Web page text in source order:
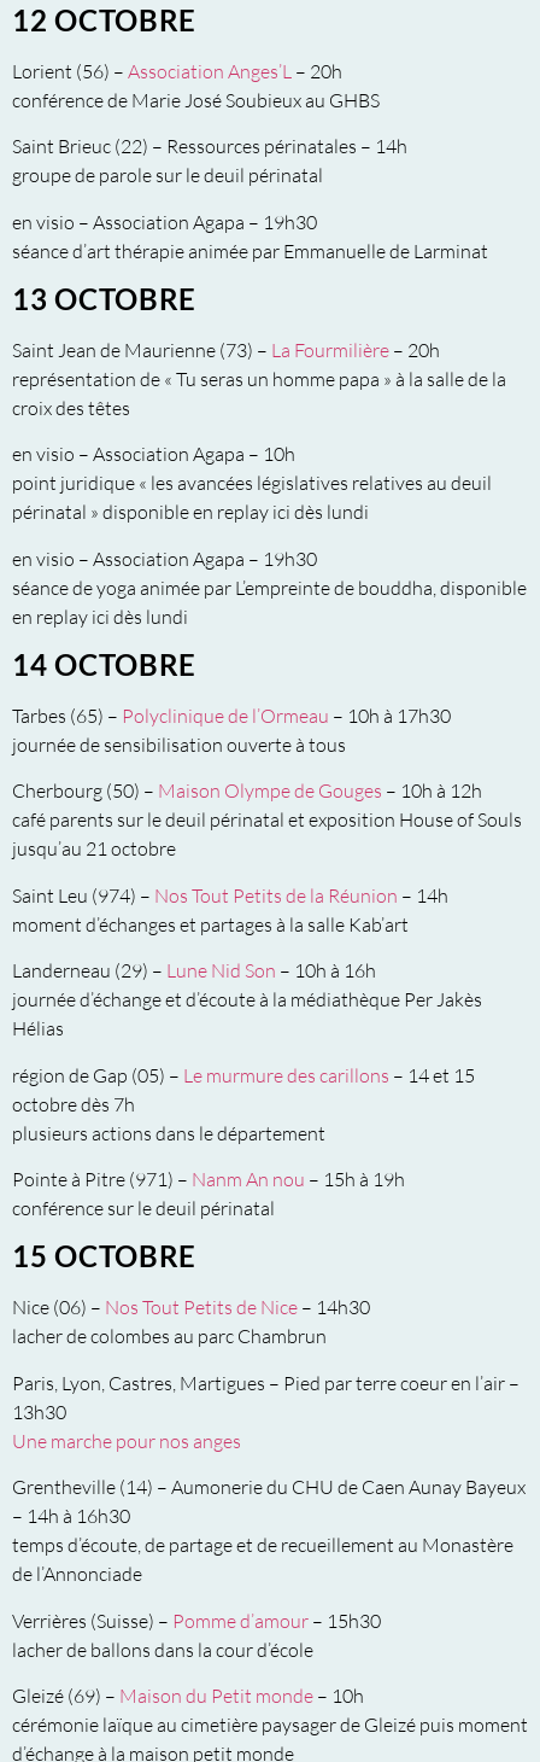
12 OCTOBRE
Lorient (56) – Association Anges’L – 20h
conférence de Marie José Soubieux au GHBS
Saint Brieuc (22) – Ressources périnatales – 14h
groupe de parole sur le deuil périnatal
en visio – Association Agapa – 19h30
séance d’art thérapie animée par Emmanuelle de Larminat
13 OCTOBRE
Saint Jean de Maurienne (73) – La Fourmilière – 20h
représentation de « Tu seras un homme papa » à la salle de la
croix des têtes
en visio – Association Agapa – 10h
point juridique « les avancées législatives relatives au deuil
périnatal » disponible en replay ici dès lundi
en visio – Association Agapa – 19h30
séance de yoga animée par L’empreinte de bouddha, disponible
en replay ici dès lundi
14 OCTOBRE
Tarbes (65) – Polyclinique de l’Ormeau – 10h à 17h30
journée de sensibilisation ouverte à tous
Cherbourg (50) – Maison Olympe de Gouges – 10h à 12h
café parents sur le deuil périnatal et exposition House of Souls
jusqu’au 21 octobre
Saint Leu (974) – Nos Tout Petits de la Réunion – 14h
moment d’échanges et partages à la salle Kab’art
Landerneau (29) – Lune Nid Son – 10h à 16h
journée d’échange et d’écoute à la médiathèque Per Jakès
Hélias
région de Gap (05) – Le murmure des carillons – 14 et 15
octobre dès 7h
plusieurs actions dans le département
Pointe à Pitre (971) – Nanm An nou – 15h à 19h
conférence sur le deuil périnatal
15 OCTOBRE
Nice (06) – Nos Tout Petits de Nice – 14h30
lacher de colombes au parc Chambrun
Paris, Lyon, Castres, Martigues – Pied par terre coeur en l’air –
13h30
Une marche pour nos anges
Grentheville (14) – Aumonerie du CHU de Caen Aunay Bayeux
– 14h à 16h30
temps d’écoute, de partage et de recueillement au Monastère
de l’Annonciade
Verrières (Suisse) – Pomme d’amour – 15h30
lacher de ballons dans la cour d’école
Gleizé (69) – Maison du Petit monde – 10h
cérémonie laïque au cimetière paysager de Gleizé puis moment
d’échange à la maison petit monde